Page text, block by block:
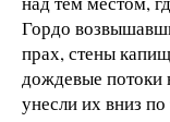
Гордо
прах, стены
дождевые потоки
унесли их вниз